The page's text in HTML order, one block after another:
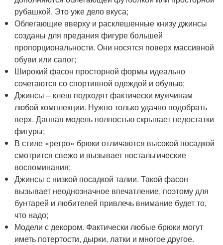
рубашкой. Это уже дело вкуса;
Облегающие вверху и расклешенные книзу джинсы
созданы для предания фигуре большей
пропорциональности. Они носятся поверх массивной
обуви или сапог;
Широкий фасон просторной формы идеально
сочетаются со спортивной одеждой и обувью;
Джинсы – клеш подходят фактически мужчинам
любой комплекции. Нужно только удачно подобрать
верх. Данная модель полностью скрывает недостатки
фигуры;
В стиле «ретро» брюки отличаются высокой посадкой
смотрится свежо и вызывает ностальгические
воспоминания;
Джинсы с низкой посадкой талии. Такой фасон
вызывает неоднозначное впечатление, поэтому для
бунтарей и любителей привлечь внимание будет то,
что надо;
Модели с декором. Фактически любые брюки могут
иметь потертости, дырки, латки и многое другое.